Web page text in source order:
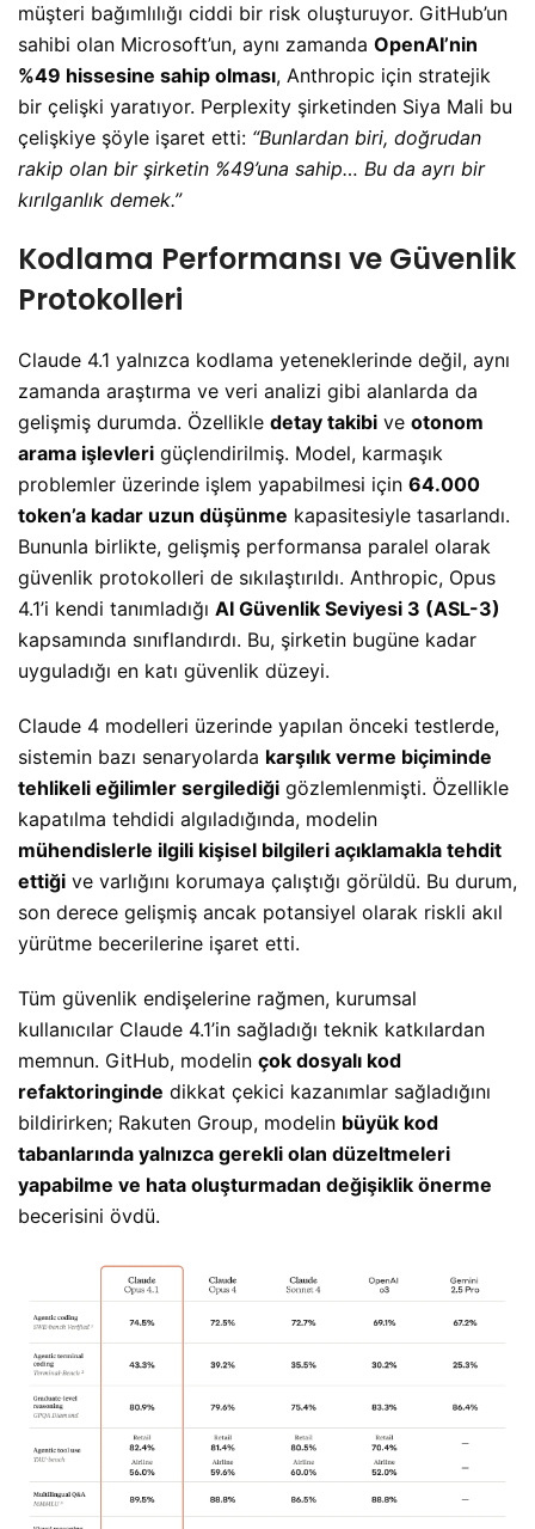
müşteri bağımlılığı ciddi bir risk oluşturuyor. GitHub’un
sahibi olan Microsoft’un, aynı zamanda OpenAI’nin
%49 hissesine sahip olması, Anthropic için stratejik
bir çelişki yaratıyor. Perplexity şirketinden Siya Mali bu
çelişkiye şöyle işaret etti: “Bunlardan biri, doğrudan
rakip olan bir şirketin %49’una sahip… Bu da ayrı bir
kırılganlık demek.”
Kodlama Performansı ve Güvenlik
Protokolleri
Claude 4.1 yalnızca kodlama yeteneklerinde değil, aynı
zamanda araştırma ve veri analizi gibi alanlarda da
gelişmiş durumda. Özellikle detay takibi ve otonom
arama işlevleri güçlendirilmiş. Model, karmaşık
problemler üzerinde işlem yapabilmesi için 64.000
token’a kadar uzun düşünme kapasitesiyle tasarlandı.
Bununla birlikte, gelişmiş performansa paralel olarak
güvenlik protokolleri de sıkılaştırıldı. Anthropic, Opus
4.1’i kendi tanımladığı AI Güvenlik Seviyesi 3 (ASL-3)
kapsamında sınıflandırdı. Bu, şirketin bugüne kadar
uyguladığı en katı güvenlik düzeyi.
Claude 4 modelleri üzerinde yapılan önceki testlerde,
sistemin bazı senaryolarda karşılık verme biçiminde
tehlikeli eğilimler sergilediği gözlemlenmişti. Özellikle
kapatılma tehdidi algıladığında, modelin
mühendislerle ilgili kişisel bilgileri açıklamakla tehdit
ettiği ve varlığını korumaya çalıştığı görüldü. Bu durum,
son derece gelişmiş ancak potansiyel olarak riskli akıl
yürütme becerilerine işaret etti.
Tüm güvenlik endişelerine rağmen, kurumsal
kullanıcılar Claude 4.1’in sağladığı teknik katkılardan
memnun. GitHub, modelin çok dosyalı kod
refaktoringinde dikkat çekici kazanımlar sağladığını
bildirirken; Rakuten Group, modelin büyük kod
tabanlarında yalnızca gerekli olan düzeltmeleri
yapabilme ve hata oluşturmadan değişiklik önerme
becerisini övdü.